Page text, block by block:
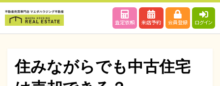
査定依頼 来店予約 会員登録 ログイン
住みながらでも中古住宅